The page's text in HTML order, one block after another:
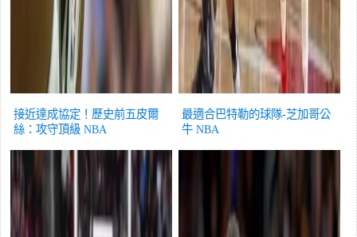
接近達成協定！歷史前五皮爾
絲：攻守頂級 NBA
最適合巴特勒的球隊-芝加哥公
牛 NBA